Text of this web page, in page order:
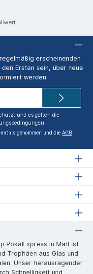
erscheinenden
Ersten sein, über neue
werden.
und es gelten die
.
genommen und dieAGB
PokalExpress in Marl ist
Trophäen aus Glas und
Unser herausragender
Schnelligkeit und